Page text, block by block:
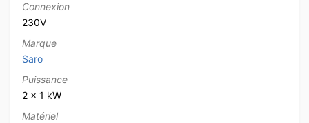
Connexion
230V
Marque
Saro
Puissance
2 x 1 kW
Matériel